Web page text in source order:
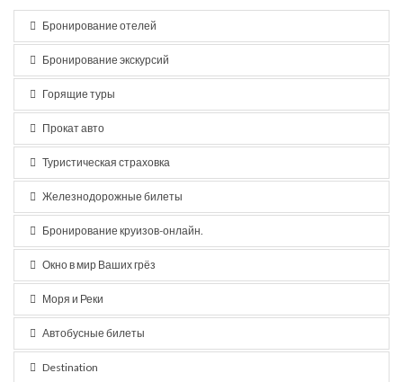
Бронирование отелей
Бронирование экскурсий
Горящие туры
Прокат авто
Туристическая страховка
Железнодорожные билеты
Бронирование круизов-онлайн.
Окно в мир Ваших грёз
Моря и Реки
Автобусные билеты
Destination